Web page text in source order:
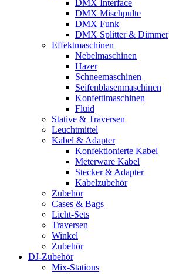
DMX Interface
DMX Mischpulte
DMX Funk
DMX Splitter & Dimmer
Effektmaschinen
Nebelmaschinen
Hazer
Schneemaschinen
Seifenblasenmaschinen
Konfettimaschinen
Fluid
Stative & Traversen
Leuchtmittel
Kabel & Adapter
Konfektionierte Kabel
Meterware Kabel
Stecker & Adapter
Kabelzubehör
Zubehör
Cases & Bags
Licht-Sets
Traversen
Winkel
Zubehör
DJ-Zubehör
Mix-Stations